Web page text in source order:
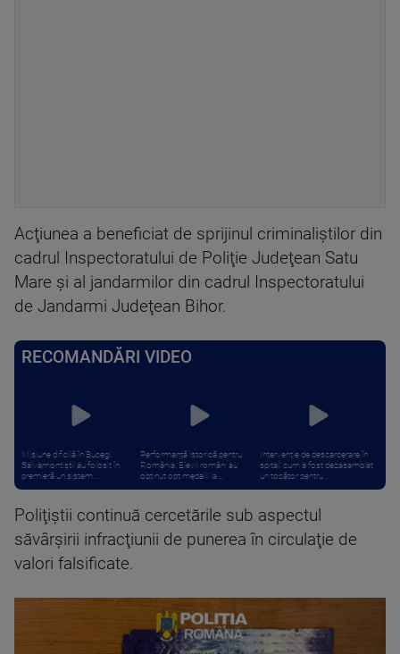
Acţiunea a beneficiat de sprijinul criminaliştilor din
cadrul Inspectoratului de Poliţie Judeţean Satu
Mare şi al jandarmilor din cadrul Inspectoratului
de Jandarmi Judeţean Bihor.
RECOMANDĂRI VIDEO
Misiune dificilă în Bucegi.
Salvamontiștii au folosit în
premieră un sistem ...
Performanță istorică pentru
România. Elevii români au
obținut opt medalii la ...
Intervenție de descarcerare în
spital: cum a fost dezasamblat
un tocător pentru ...
Poliţiştii continuă cercetările sub aspectul
săvârşirii infracţiunii de punerea în circulaţie de
valori falsificate.